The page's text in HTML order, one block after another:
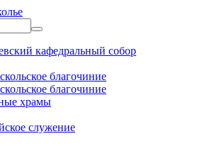
кафедральный собор
благочиние
благочиние
храмы
служение